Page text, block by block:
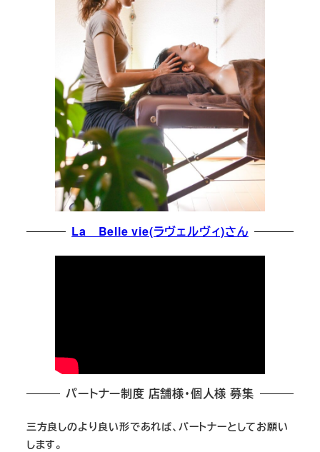
La Belle vie(ラヴェルヴィ)さん
パートナー制度 店舗様・個人様 募集
三方良しのより良い形であれば、パートナーとしてお願い
します。